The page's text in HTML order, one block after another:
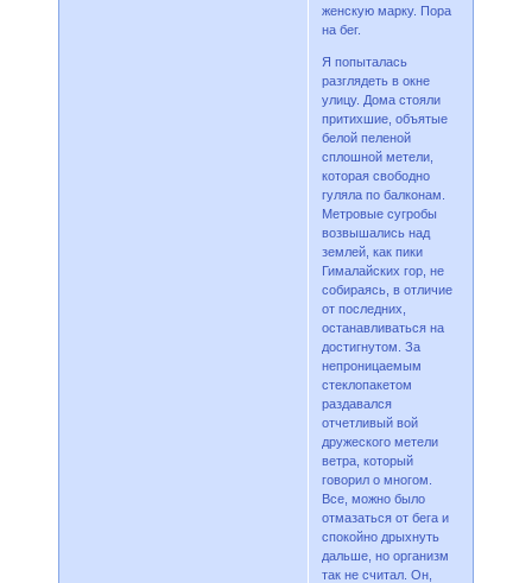
женскую марку. Пора
на бег.
Я попыталась
разглядеть в окне
улицу. Дома стояли
притихшие, объятые
белой пеленой
сплошной метели,
которая свободно
гуляла по балконам.
Метровые сугробы
возвышались над
землей, как пики
Гималайских гор, не
собираясь, в отличие
от последних,
останавливаться на
достигнутом. За
непроницаемым
стеклопакетом
раздавался
отчетливый вой
дружеского метели
ветра, который
говорил о многом.
Все, можно было
отмазаться от бега и
спокойно дрыхнуть
дальше, но организм
так не считал. Он,